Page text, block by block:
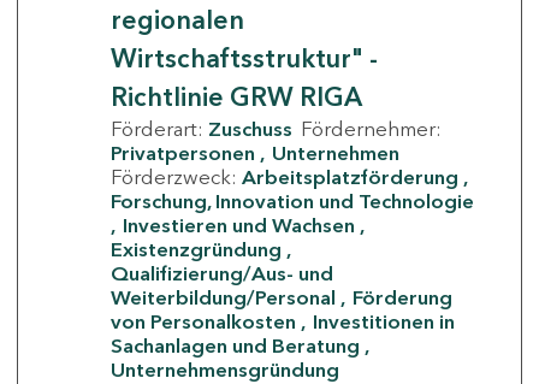
regionalen
Wirtschaftsstruktur" -
Richtlinie GRW RIGA
Förderart: Zuschuss Fördernehmer:
Privatpersonen
Unternehmen
Förderzweck: Arbeitsplatzförderung
Forschung, Innovation und Technologie
Investieren und Wachsen
Existenzgründung
Qualifizierung/Aus- und
Weiterbildung/Personal
Förderung
von Personalkosten
Investitionen in
Sachanlagen und Beratung
Unternehmensgründung